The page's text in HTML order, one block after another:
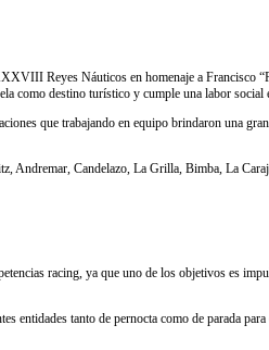
Reyes Náuticos en homenaje a Francisco
como destino turístico y cumple una labor social
que trabajando en equipo brindaron una
Andremar, Candelazo, La Grilla, Bimba, La
racing, ya que uno de los objetivos es
entidades tanto de pernocta como de parada